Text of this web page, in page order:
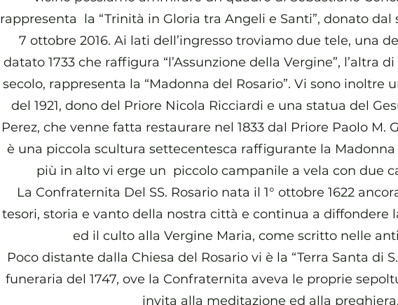
rappresenta la “Trinità in Gloria tra Angeli e Santi”, donato dal
7 ottobre 2016. Ai lati dell’ingresso troviamo due tele, una
datato 1733 che raffigura “l’Assunzione della Vergine”, l’altra
secolo, rappresenta la “Madonna del Rosario”. Vi sono inoltre
del 1921, dono del Priore Nicola Ricciardi e una statua del
Perez, che venne fatta restaurare nel 1833 dal Priore Paolo M.
è una piccola scultura settecentesca raffigurante la
più in alto vi erge un piccolo campanile a vela con due
La Confraternita Del SS. Rosario nata il 1° ottobre 1622
tesori, storia e vanto della nostra città e continua a diffondere
ed il culto alla Vergine Maria, come scritto nelle
Poco distante dalla Chiesa del Rosario vi è la “Terra Santa di
funeraria del 1747, ove la Confraternita aveva le proprie
invita alla meditazione ed alla preghiera.